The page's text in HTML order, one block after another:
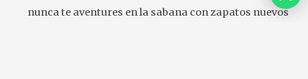
nunca te aventures en la sabana con zapatos nuevos